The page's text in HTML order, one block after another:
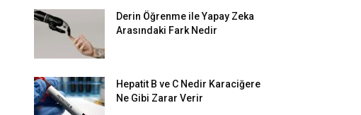
Derin Öğrenme ile Yapay Zeka
Arasındaki Fark Nedir
Hepatit B ve C Nedir Karaciğere
Ne Gibi Zarar Verir